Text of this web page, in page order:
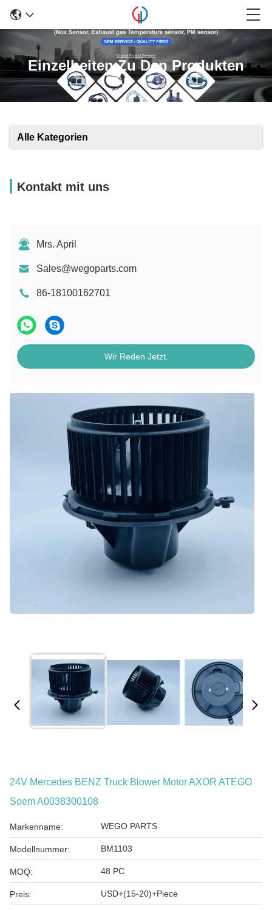
Einzelheiten Zu Den Produkten
Alle Kategorien
Kontakt mit uns
Mrs. April
Sales@wegoparts.com
86-18100162701
Wir Reden Jetzt.
24V Mercedes BENZ Truck Blower Motor AXOR ATEGO
Soem A0038300108
Markenname: WEGO PARTS
Modellnummer: BM1103
MOQ: 48 PC
Preis: USD+(15-20)+Piece